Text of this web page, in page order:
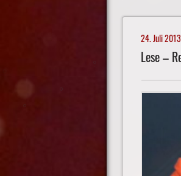
24. Juli 2013
Lese –